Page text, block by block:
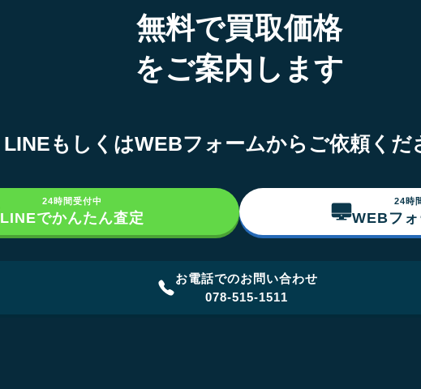
無料で買取価格
をご案内します
LINEもしくはWEBフォームからご依頼くだ
24時間受付中
LINEでかんたん査定
24時
WEBフ
お電話でのお問い合わせ
078-515-1511